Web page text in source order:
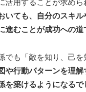
活用することが求めら
いても、自分のスキ
進むことが成功への道
でも「敵を知り、己
や行動パターンを理解
を築けるようになるで